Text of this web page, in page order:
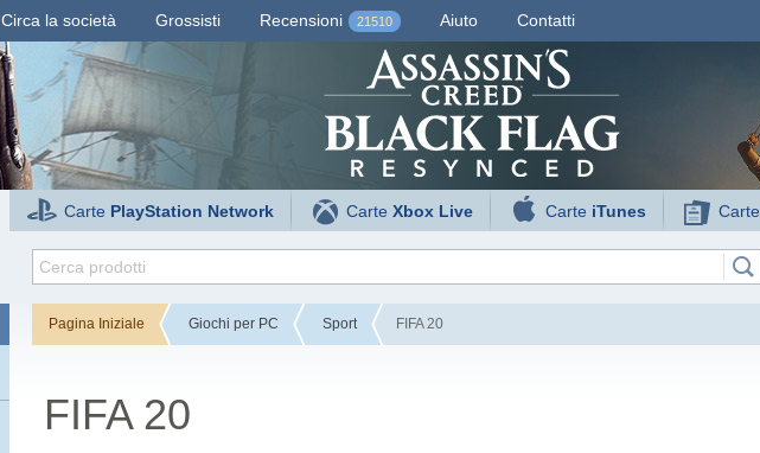
Circa la società Grossisti Recensioni 21510 Aiuto Contatti
Carte PlayStation Network CarteXbox Live Carte iTunes Carte
Pagina Iniziale Giochi per PC Sport FIFA 20
FIFA 20